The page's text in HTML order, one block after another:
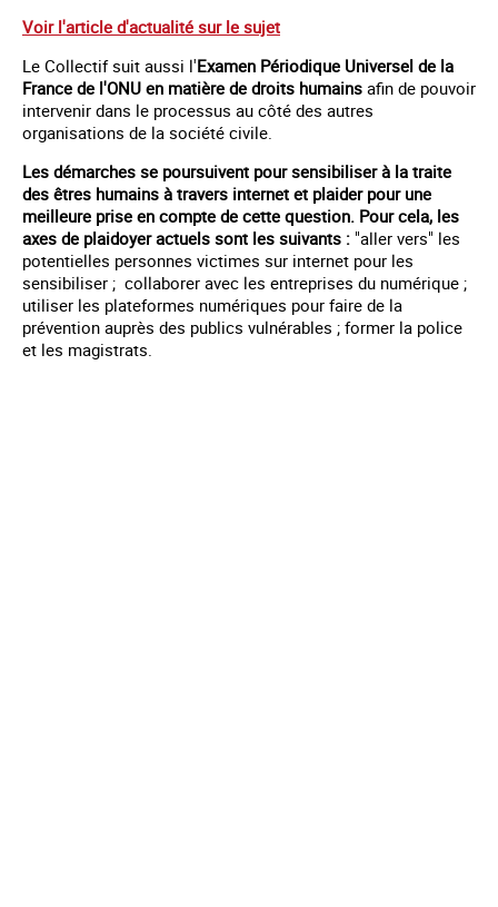
Voir l'article d'actualité sur le sujet
Le Collectif suit aussi l'Examen Périodique Universel de la
France de l'ONU en matière de droits humains afin de pouvoir
intervenir dans le processus au côté des autres
organisations de la société civile.
Les démarches se poursuivent pour sensibiliser à la traite
des êtres humains à travers internet et plaider pour une
meilleure prise en compte de cette question. Pour cela, les
axes de plaidoyer actuels sont les suivants : "aller vers" les
potentielles personnes victimes sur internet pour les
sensibiliser ; collaborer avec les entreprises du numérique ;
utiliser les plateformes numériques pour faire de la
prévention auprès des publics vulnérables ; former la police
et les magistrats.